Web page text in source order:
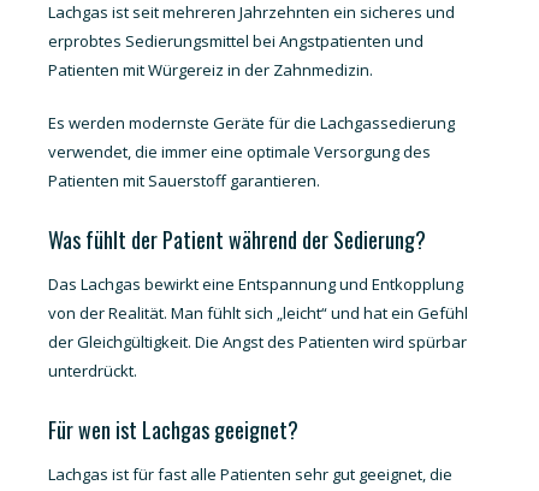
Lachgas ist seit mehreren Jahrzehnten ein sicheres und
erprobtes Sedierungsmittel bei Angstpatienten und
Patienten mit Würgereiz in der Zahnmedizin.
Es werden modernste Geräte für die Lachgassedierung
verwendet, die immer eine optimale Versorgung des
Patienten mit Sauerstoff garantieren.
Was fühlt der Patient während der Sedierung?
Das Lachgas bewirkt eine Entspannung und Entkopplung
von der Realität. Man fühlt sich „leicht“ und hat ein Gefühl
der Gleichgültigkeit. Die Angst des Patienten wird spürbar
unterdrückt.
Für wen ist Lachgas geeignet?
Lachgas ist für fast alle Patienten sehr gut geeignet, die